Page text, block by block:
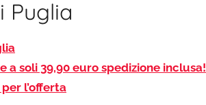
Puglia
a soli 39,90 euro spedizione inclusa!
l’offerta